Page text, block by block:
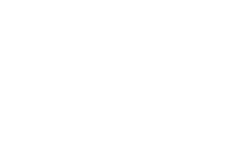
müssen Sie dies der